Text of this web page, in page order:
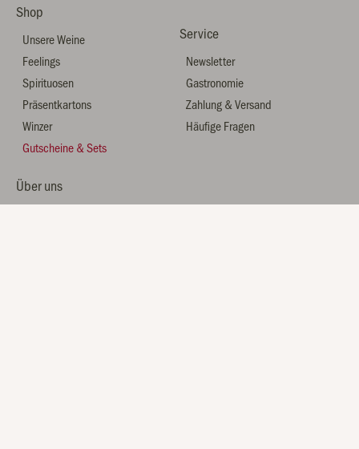
Shop
Unsere Weine
Feelings
Spirituosen
Präsentkartons
Winzer
Gutscheine & Sets
Service
Newsletter
Gastronomie
Zahlung & Versand
Häufige Fragen
Über uns